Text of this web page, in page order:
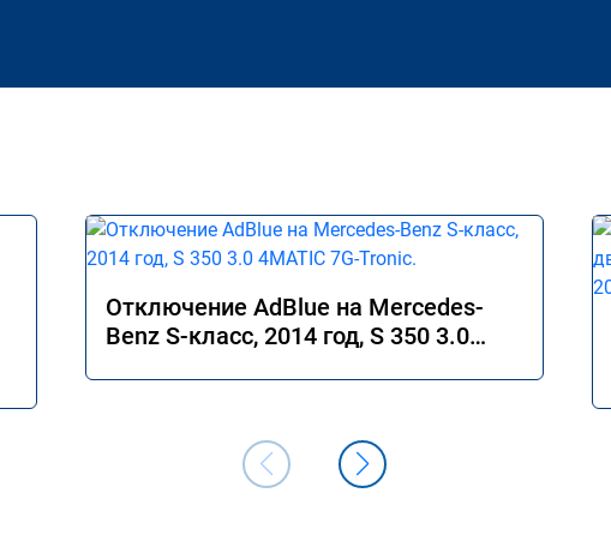
Отключение AdBlue на Mercedes-
Benz S-класс, 2014 год, S 350 3.0